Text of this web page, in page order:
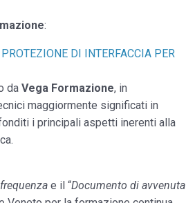
:
DI INTERFACCIA PER
da Vega Formazione, in
maggiormente significati in
i principali aspetti inerenti alla
e il “Documento di avvenuta